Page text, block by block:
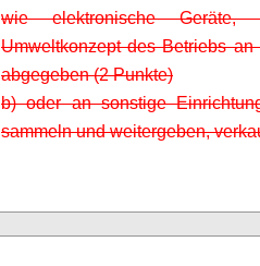
wie elektronische Geräte,
Umweltkonzept des Betriebs
abgegeben (2 Punkte)
b) oder an sonstige
sammeln und weitergeben,